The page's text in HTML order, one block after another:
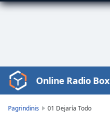
Video
Player
Online Radio Box
Pagrindinis 01 Dejaría Todo